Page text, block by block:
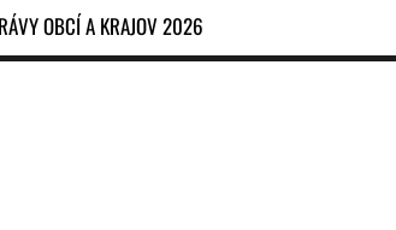
OBCÍ A KRAJOV 2026